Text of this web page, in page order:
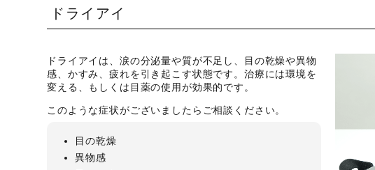
ドライアイ
ドライアイは、涙の分泌量や質が不足し、目の乾燥や異物
感、かすみ、疲れを引き起こす状態です。治療には環境を
変える、もしくは目薬の使用が効果的です。
このような症状がございましたらご相談ください。
目の乾燥
異物感